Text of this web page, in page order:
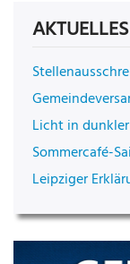
AKTUELLES
Licht in
Sommercafé-
Leipziger